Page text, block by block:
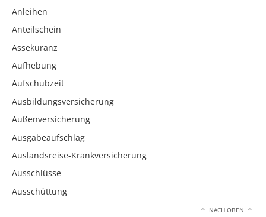
Anleihen
Anteilschein
Assekuranz
Aufhebung
Aufschubzeit
Ausbildungsversicherung
Außenversicherung
Ausgabeaufschlag
Auslandsreise-Krankversicherung
Ausschlüsse
Ausschüttung
NACH OBEN